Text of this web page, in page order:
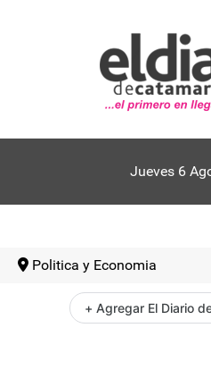
Jueves 6
Politica y Economia
+ Agregar El Diario